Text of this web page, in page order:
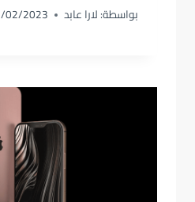
بواسطة:لارا عابد 02/2023